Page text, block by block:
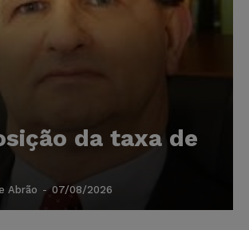
da taxa de
Abrão - 07/08/2026